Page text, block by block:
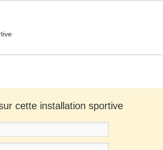
cette installation sportive